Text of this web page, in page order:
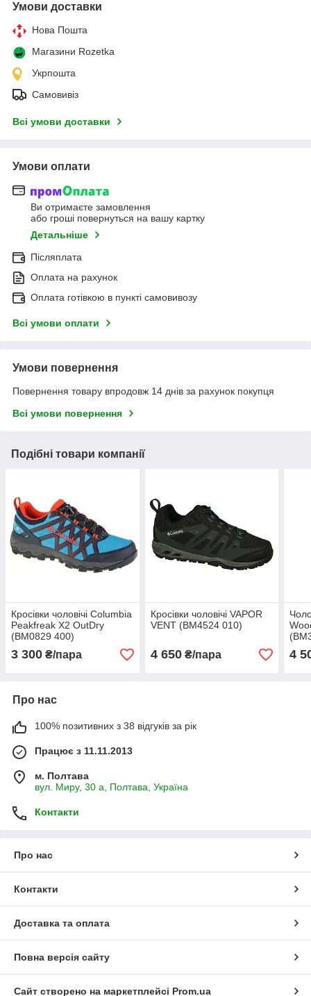
Умови доставки
Нова Пошта
Магазини Rozetka
Укрпошта
Самовивіз
Всі умови доставки
Умови оплати
Ви отримаєте замовлення
або гроші повернуться на вашу картку
Детальніше
Післяплата
Оплата на рахунок
Оплата готівкою в пункті самовивозу
Всі умови оплати
Умови повернення
Повернення товару впродовж 14 днів за рахунок покупця
Всі умови повернення
Подібні товари компанії
Кросівки чоловічі Columbia
Peakfreak X2 OutDry
(BM0829 400)
3 300 ₴/пара
Кросівки чоловічі VAPOR
VENT (BM4524 010)
4 650₴/пара 4
Про нас
100% позитивних з 38 відгуків за рік
Працює з 11.11.2013
м. Полтава
вул. Миру, 30 а, Полтава, Україна
Контакти
Про нас
Контакти
Доставка та оплата
Повна версія сайту
Сайт створено на маркетплейсі Prom.ua